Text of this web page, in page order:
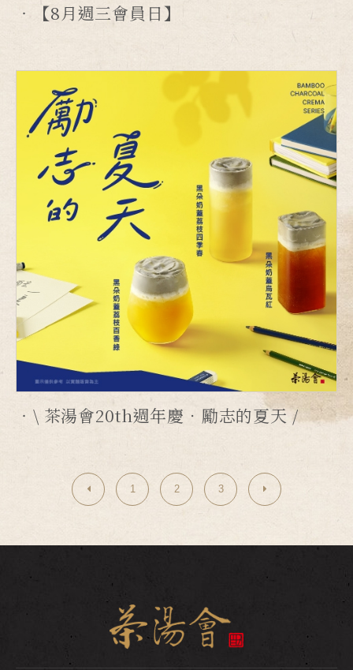
【8月週三會員日】
\ 茶湯會20th週年慶．勵志的夏天 /
1 2 3